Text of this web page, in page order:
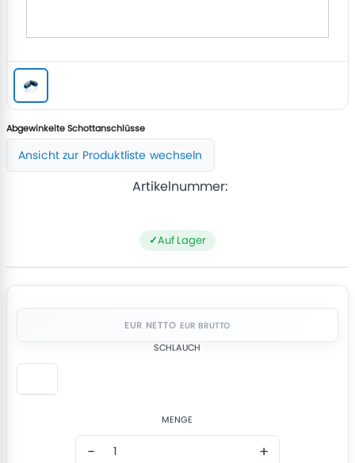
Abgewinkelte Schottanschlüsse
Ansicht zur Produktliste wechseln
Artikelnummer:
Auf Lager
EUR NETTO
SCHLAUCH
MENGE
− +